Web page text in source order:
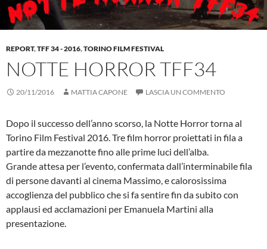
REPORT,TFF 34 - 2016,TORINO FILM FESTIVAL
NOTTE HORROR TFF34
20/11/2016 MATTIA CAPONE LASCIA UN COMMENTO
Dopo il successo dell’anno scorso, la Notte Horror torna al
Torino Film Festival 2016. Tre film horror proiettati in fila a
partire da mezzanotte fino alle prime luci dell’alba.
Grande attesa per l’evento, confermata dall’interminabile fila
di persone davanti al cinema Massimo, e calorosissima
accoglienza del pubblico che si fa sentire fin da subito con
applausi ed acclamazioni per Emanuela Martini alla
presentazione.